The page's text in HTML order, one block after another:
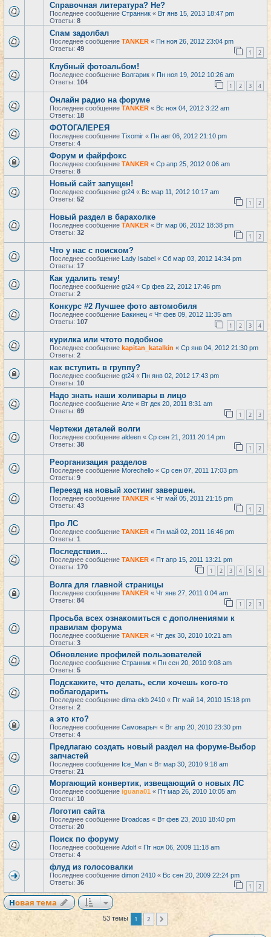
Справочная литература? Не?
Последнее сообщение Странник « Вт янв 15, 2013 18:47 pm
Ответы: 8
Спам задолбал
Последнее сообщение TANKER « Пн ноя 26, 2012 23:04 pm
Ответы: 49 1 2
Клубный фотоальбом!
Последнее сообщение Волгарик « Пн ноя 19, 2012 10:26 am
Ответы: 104 1 2 3 4
Онлайн радио на форуме
Последнее сообщение TANKER « Вс ноя 04, 2012 3:22 am
Ответы: 18
ФОТОГАЛЕРЕЯ
Последнее сообщение Tixomir « Пн авг 06, 2012 21:10 pm
Ответы: 4
Форум и файрфокс
Последнее сообщение TANKER « Ср апр 25, 2012 0:06 am
Ответы: 8
Новый сайт запущен!
Последнее сообщение gt24 « Вс мар 11, 2012 10:17 am
Ответы: 52 1 2
Новый раздел в барахолке
Последнее сообщение TANKER « Вт мар 06, 2012 18:38 pm
Ответы: 32 1 2
Что у нас с поиском?
Последнее сообщение Lady Isabel « Сб мар 03, 2012 14:34 pm
Ответы: 17
Как удалить тему!
Последнее сообщение gt24 « Ср фев 22, 2012 17:46 pm
Ответы: 2
Конкурс #2 Лучшее фото автомобиля
Последнее сообщение Бакинец « Чт фев 09, 2012 11:35 am
Ответы: 107 1 2 3 4
курилка или чтото подобное
Последнее сообщение kapitan_katalkin « Ср янв 04, 2012 21:30 pm
Ответы: 2
как вступить в группу?
Последнее сообщение gt24 « Пн янв 02, 2012 17:43 pm
Ответы: 10
Надо знать наши холивары в лицо
Последнее сообщение Arte « Вт дек 20, 2011 8:31 am
Ответы: 69 1 2 3
Чертежи деталей волги
Последнее сообщение aldeen « Ср сен 21, 2011 20:14 pm
Ответы: 38 1 2
Реорганизация разделов
Последнее сообщение Morechello « Ср сен 07, 2011 17:03 pm
Ответы: 9
Переезд на новый хостинг завершен.
Последнее сообщение TANKER « Чт май 05, 2011 21:15 pm
Ответы: 43 1 2
Про ЛС
Последнее сообщение TANKER « Пн май 02, 2011 16:46 pm
Ответы: 1
Последствия...
Последнее сообщение TANKER « Пт апр 15, 2011 13:21 pm
Ответы: 170 1 2 3 4 5 6
Волга для главной страницы
Последнее сообщение TANKER « Чт янв 27, 2011 0:04 am
Ответы: 84 1 2 3
Просьба всех ознакомиться с дополнениями к
правилам форума
Последнее сообщение TANKER « Чт дек 30, 2010 10:21 am
Ответы: 3
Обновление профилей пользователей
Последнее сообщение Странник « Пн сен 20, 2010 9:08 am
Ответы: 5
Подскажите, что делать, если хочешь кого-то
поблагодарить
Последнее сообщение dima-ekb 2410 « Пт май 14, 2010 15:18 pm
Ответы: 2
а это кто?
Последнее сообщение Самоварыч « Вт апр 20, 2010 23:30 pm
Ответы: 4
Предлагаю создать новый раздел на форуме-Выбор
запчастей
Последнее сообщение Ice_Man « Вт мар 30, 2010 9:18 am
Ответы: 21
Моргающий конвертик, извещающий о новых ЛС
Последнее сообщение iguana01 « Пт мар 26, 2010 10:05 am
Ответы: 10
Логотип сайта
Последнее сообщение Broadcas « Вт фев 23, 2010 18:40 pm
Ответы: 20
Поиск по форуму
Последнее сообщение Adolf « Пт ноя 06, 2009 11:18 am
Ответы: 4
флуд из голосовалки
Последнее сообщение dimon 2410 « Вс сен 20, 2009 22:24 pm
Ответы: 36 1 2
Новая тема
53 темы 1 2 След.